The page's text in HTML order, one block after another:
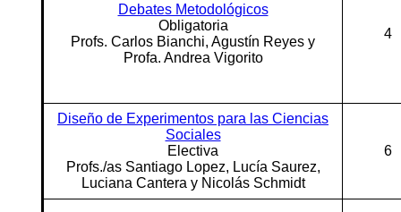
Debates Metodológicos
Obligatoria
Profs. Carlos Bianchi, Agustín Reyes y
Profa. Andrea Vigorito
4
Diseño de Experimentos para las Ciencias
Sociales
Electiva
Profs./as Santiago Lopez, Lucía Saurez,
Luciana Cantera y Nicolás Schmidt
6